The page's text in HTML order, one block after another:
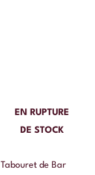
EN RUPTURE
DE STOCK
Tabouret de Bar